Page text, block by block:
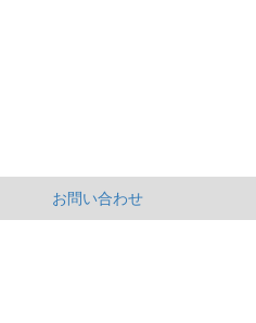
お問い合わせ